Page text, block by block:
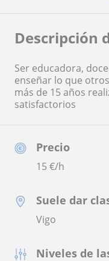
Precio
15€/h
Suele dar
Vigo
Niveles de
Descripción
Ser educadora,
enseñar lo que
más de 15 años
satisfactorios